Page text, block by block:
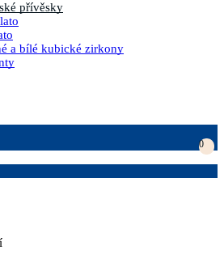
přívěsky
a bílé kubické zirkony
0